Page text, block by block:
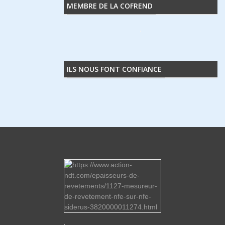
MEMBRE DE LA COFREND
ILS NOUS FONT CONFIANCE